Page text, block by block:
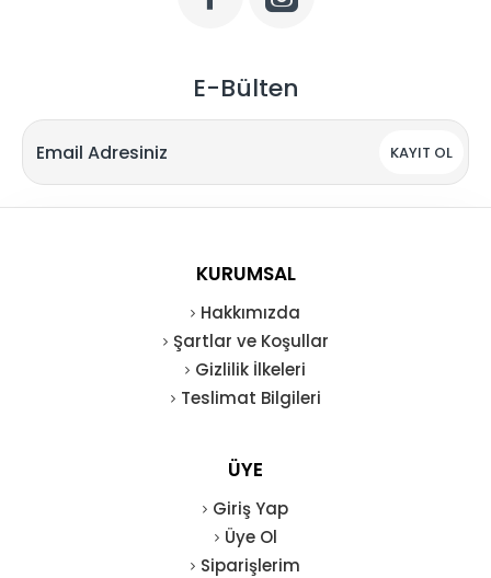
E-Bülten
KAYIT OL
KURUMSAL
Hakkımızda
Şartlar ve Koşullar
Gizlilik İlkeleri
Teslimat Bilgileri
ÜYE
Giriş Yap
Üye Ol
Siparişlerim